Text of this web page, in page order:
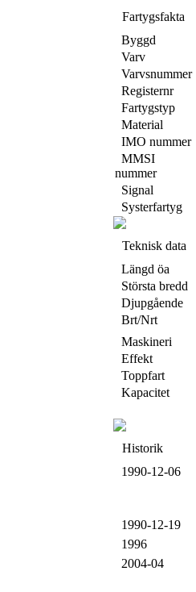
Fartygsfakta
Byggd
Varv
Varvsnummer
Registernr
Fartygstyp
Material
IMO nummer
MMSI
nummer
Signal
Systerfartyg
Teknisk data
Längd öa
Största bredd
Djupgående
Brt/Nrt
Maskineri
Effekt
Toppfart
Kapacitet
Historik
1990-12-06
1990-12-19
1996
2004-04